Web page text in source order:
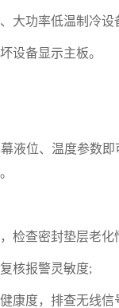
大功率低温制冷设
设备显示主板。
液位、温度参数
检查密封垫层老化
核报警灵敏度;
康度，排查无线信